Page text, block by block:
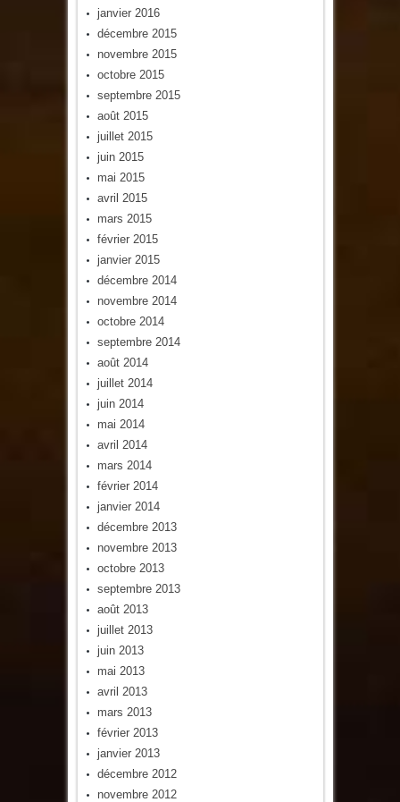
janvier 2016
décembre 2015
novembre 2015
octobre 2015
septembre 2015
août 2015
juillet 2015
juin 2015
mai 2015
avril 2015
mars 2015
février 2015
janvier 2015
décembre 2014
novembre 2014
octobre 2014
septembre 2014
août 2014
juillet 2014
juin 2014
mai 2014
avril 2014
mars 2014
février 2014
janvier 2014
décembre 2013
novembre 2013
octobre 2013
septembre 2013
août 2013
juillet 2013
juin 2013
mai 2013
avril 2013
mars 2013
février 2013
janvier 2013
décembre 2012
novembre 2012